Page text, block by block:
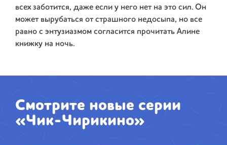
всех заботится, даже если у него нет на это сил. Он
может вырубаться от страшного недосыпа, но все
равно с энтузиазмом согласится прочитать Алине
книжку на ночь.
Смотрите новые серии
«Чик-Чирикино»